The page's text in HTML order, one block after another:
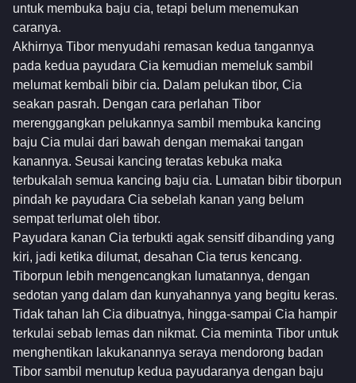
untuk membuka baju cia, tetapi belum menemukan
caranya.
Akhirnya Tibor menyudahi remasan kedua tangannya
pada kedua payudara Cia kemudian memeluk sambil
melumat kembali bibir cia. Dalam pelukan tibor, Cia
seakan pasrah. Dengan cara perlahan Tibor
merenggangkan pelukannya sambil membuka kancing
baju Cia mulai dari bawah dengan memakai tangan
kanannya. Seusai kancing teratas kebuka maka
terbukalah semua kancing baju cia. Lumatan bibir tiborpun
pindah ke payudara Cia sebelah kanan yang belum
sempat terlumat oleh tibor.
Payudara kanan Cia terbukti agak sensitf dibanding yang
kiri, jadi ketika dilumat, desahan Cia terus kencang.
Tiborpun lebih mengencangkan lumatannya, dengan
sedotan yang dalam dan kunyahannya yang begitu keras.
Tidak tahan lah Cia dibuatnya, hingga-sampai Cia hampir
terkulai sebab lemas dan nikmat. Cia meminta Tibor untuk
menghentikan lakukanannya seraya mendorong badan
Tibor sambil menutup kedua payudaranya dengan baju